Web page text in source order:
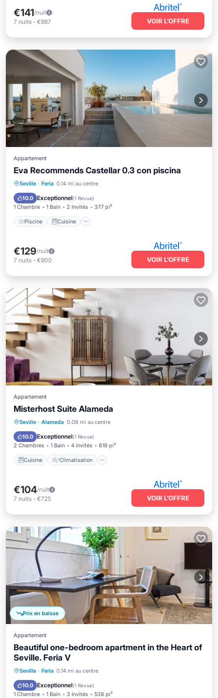
€141/nuit
7 nuits - €987 VOIR L’OFFRE
Appartement
Eva Recommends Castellar 0.3 con piscina
Seville · Feria 0.14 mi au centre
10.0 Exceptionnel(1 Revue)
1 Chambre 1 Bain 2 Invités 377 pi²
Piscine Cuisine
Piscine Cuisine
Internet
€129/nuit
7 nuits - €900 VOIR L’OFFRE
Appartement
Misterhost Suite Alameda
Seville · Alameda 0.08 mi au centre
10.0 Exceptionnel(1 Revue)
2 Chambres 1 Bain 4 Invités 818 pi²
Cuisine Climatisation
Cuisine Climatisation
Animaux acceptés
€104/nuit
7 nuits - €725 VOIR L’OFFRE
Prix en baisse
Appartement
Beautiful one-bedroom apartment in the Heart of
Seville. Feria V
Seville · Feria 0.14 mi au centre
10.0 Exceptionnel(1 Revue)
1 Chambre 1 Bain 3 Invités 538 pi²
Cuisine Climatisation
Animaux acceptés